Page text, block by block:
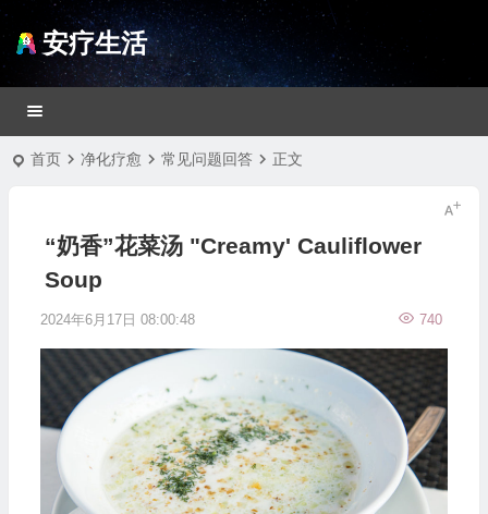
安疗生活
首页 净化疗愈 常见问题回答 正文
“奶香”花菜汤 "Creamy' Cauliflower
Soup
2024年6月17日 08:00:48 740